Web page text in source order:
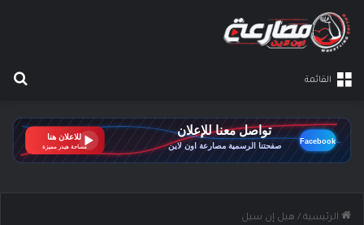
القائمة
الرئيسية / هيل إن سيل